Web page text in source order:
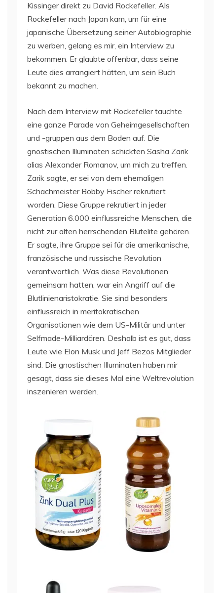
Kissinger direkt zu David Rockefeller. Als
Rockefeller nach Japan kam, um für eine
japanische Übersetzung seiner Autobiographie
zu werben, gelang es mir, ein Interview zu
bekommen. Er glaubte offenbar, dass seine
Leute dies arrangiert hätten, um sein Buch
bekannt zu machen.
Nach dem Interview mit Rockefeller tauchte
eine ganze Parade von Geheimgesellschaften
und -gruppen aus dem Boden auf. Die
gnostischen Illuminaten schickten Sasha Zarik
alias Alexander Romanov, um mich zu treffen.
Zarik sagte, er sei von dem ehemaligen
Schachmeister Bobby Fischer rekrutiert
worden. Diese Gruppe rekrutiert in jeder
Generation 6.000 einflussreiche Menschen, die
nicht zur alten herrschenden Blutelite gehören.
Er sagte, ihre Gruppe sei für die amerikanische,
französische und russische Revolution
verantwortlich. Was diese Revolutionen
gemeinsam hatten, war ein Angriff auf die
Blutlinienaristokratie. Sie sind besonders
einflussreich in meritokratischen
Organisationen wie dem US-Militär und unter
Selfmade-Milliardären. Deshalb ist es gut, dass
Leute wie Elon Musk und Jeff Bezos Mitglieder
sind. Die gnostischen Illuminaten haben mir
gesagt, dass sie dieses Mal eine Weltrevolution
inszenieren werden.